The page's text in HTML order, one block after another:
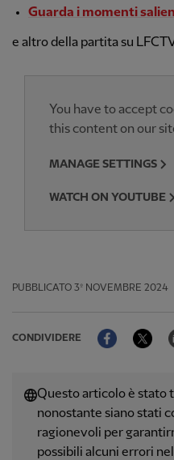
Guarda i momenti
e altro della partita su
You have to accept
this content on our
MANAGE SETTINGS
WATCH ON YOUTUBE
PUBBLICATO 3º NOVEMBRE 2024
CONDIVIDERE
Facebook
Questo articolo è stato
nonostante siano stati
ragionevoli per
possibili alcuni errori